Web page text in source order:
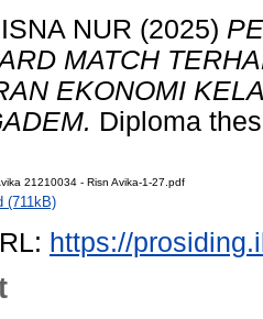
NUR (2025)
MATCH
EKONOMI
Diploma
21210034 - Risn Avika-1-27.pdf
(711kB)
https://